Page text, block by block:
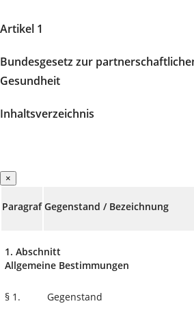
Artikel 1
Bundesgesetz zur
Gesundheit
Inhaltsverzeichnis
×
Paragraf Gegenstand / Bezeichnung
1. Abschnitt
Allgemeine Bestimmungen
§ 1. Gegenstand